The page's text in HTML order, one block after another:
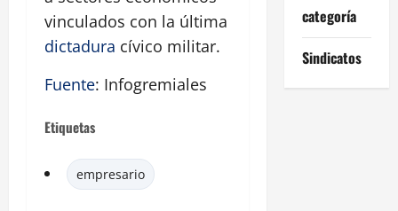
vinculados con la última
dictadura cívico militar.
Fuente: Infogremiales
Etiquetas
empresario
categoría
Sindicatos